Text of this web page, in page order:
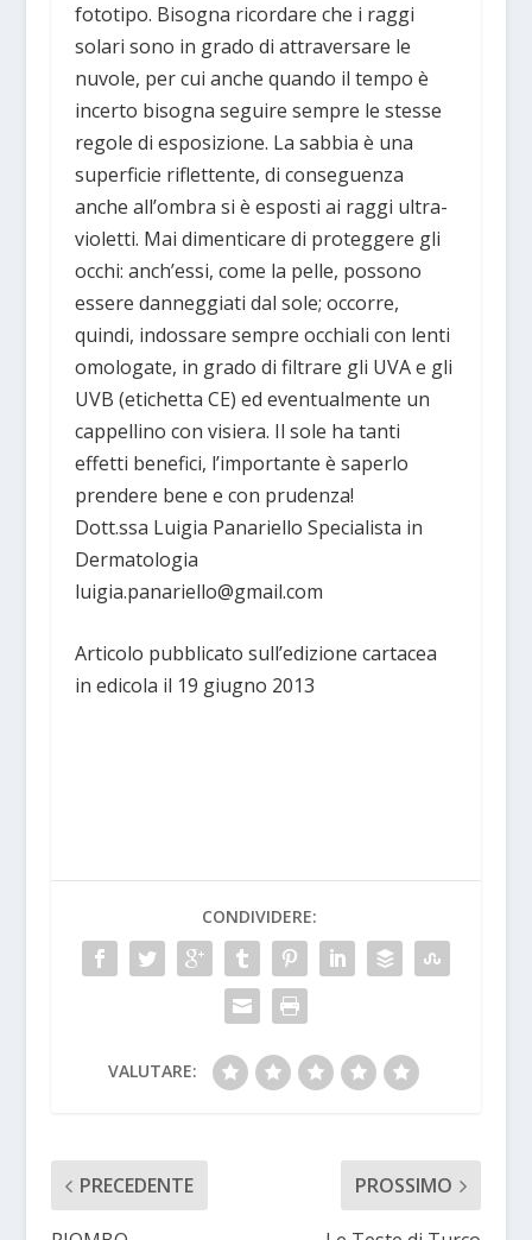
fototipo. Bisogna ricordare che i raggi
solari sono in grado di attraversare le
nuvole, per cui anche quando il tempo è
incerto bisogna seguire sempre le stesse
regole di esposizione. La sabbia è una
superficie riflettente, di conseguenza
anche all’ombra si è esposti ai raggi ultra-
violetti. Mai dimenticare di proteggere gli
occhi: anch’essi, come la pelle, possono
essere danneggiati dal sole; occorre,
quindi, indossare sempre occhiali con lenti
omologate, in grado di filtrare gli UVA e gli
UVB (etichetta CE) ed eventualmente un
cappellino con visiera. Il sole ha tanti
effetti benefici, l’importante è saperlo
prendere bene e con prudenza!
Dott.ssa Luigia Panariello Specialista in
Dermatologia
luigia.panariello@gmail.com
Articolo pubblicato sull’edizione cartacea
in edicola il 19 giugno 2013
CONDIVIDERE:
VALUTARE:
PRECEDENTE PROSSIMO